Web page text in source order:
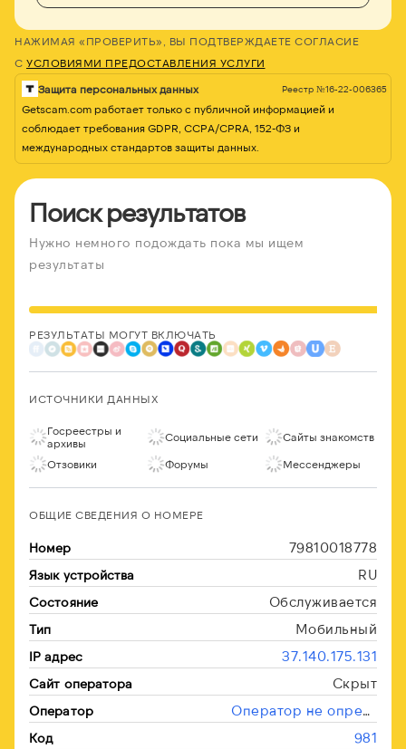
НАЖИМАЯ «ПРОВЕРИТЬ», ВЫ ПОДТВЕРЖДАЕТЕ СОГЛАСИЕ
С УСЛОВИЯМИ ПРЕДОСТАВЛЕНИЯ УСЛУГИ
Защита персональных данных Реестр №16-22-006365
Getscam.com работает только с публичной информацией и
соблюдает требования GDPR, CCPA/CPRA, 152-ФЗ и
международных стандартов защиты данных.
Поиск результатов
Нужно немного подождать пока мы ищем
результаты
РЕЗУЛЬТАТЫ МОГУТ ВКЛЮЧАТЬ
ИСТОЧНИКИ ДАННЫХ
Госреестры и
архивы
Социальные сети Сайты знакомств
Отзовики Форумы Мессенджеры
ОБЩИЕ СВЕДЕНИЯ О НОМЕРЕ
Номер 79810018778
Язык устройства RU
Состояние Обслуживается
Тип Мобильный
IP адрес 37.140.175.131
Сайт оператора Скрыт
Оператор Оператор не определён
Код 981